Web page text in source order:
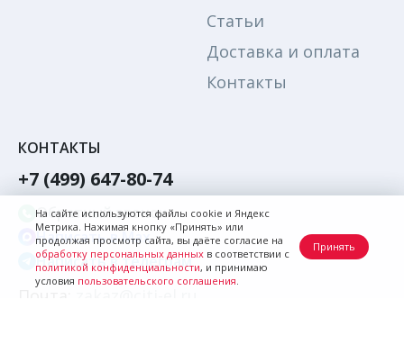
Статьи
Доставка и оплата
Контакты
КОНТАКТЫ
+7 (499) 647-80-74
Обратный звонок
Написать в Max
Написать в телеграм
На сайте используются файлы cookie и Яндекс
Метрика. Нажимая кнопку «Принять» или
продолжая просмотр сайта, вы даёте согласие на
обработку персональных данных в соответствии с
политикой конфиденциальности, и принимаю
условия пользовательского соглашения.
Принять